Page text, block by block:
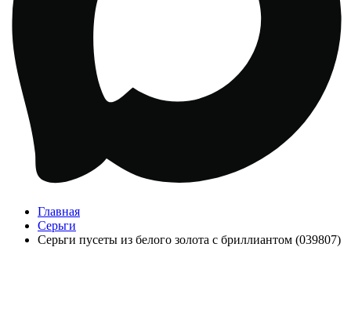
Главная
Серьги
Серьги пусеты из белого золота с бриллиантом (039807)